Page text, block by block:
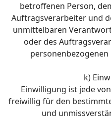
betroffenen Person,
Auftragsverarbeiter und
unmittelbaren
oder des
k)
Einwilligung ist jede
freiwillig für den
und